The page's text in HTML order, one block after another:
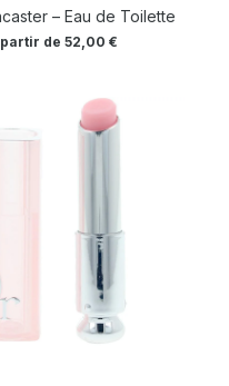
– Eau de Toilette
de 52,00 €